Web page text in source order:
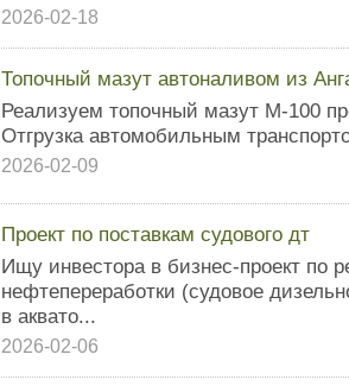
2026-02-18
Топочный мазут автоналивом из
Реализуем топочный мазут М-100
Отгрузка автомобильным
2026-02-09
Проект по поставкам судового дт
Ищу инвестора в бизнес-проект по
нефтепереработки (судовое
в аквато...
2026-02-06